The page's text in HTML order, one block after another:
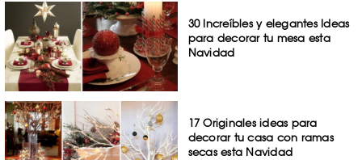
30 Increíbles y elegantes Ideas
para decorar tu mesa esta
Navidad
17 Originales ideas para
decorar tu casa con ramas
secas esta Navidad